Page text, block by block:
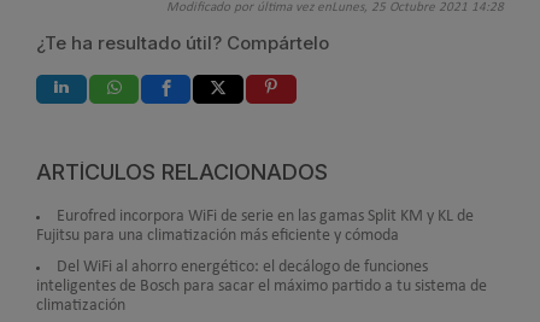
Modificado por última vez enLunes, 25 Octubre 2021 14:28
¿Te ha resultado útil? Compártelo
ARTÍCULOS RELACIONADOS
Eurofred incorpora WiFi de serie en las gamas Split KM y KL de
Fujitsu para una climatización más eficiente y cómoda
Del WiFi al ahorro energético: el decálogo de funciones
inteligentes de Bosch para sacar el máximo partido a tu sistema de
climatización